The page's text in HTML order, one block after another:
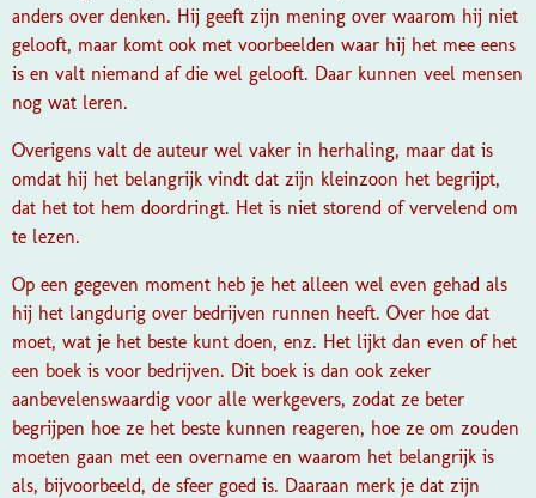
anders over denken. Hij geeft zijn mening over waarom hij niet
gelooft, maar komt ook met voorbeelden waar hij het mee eens
is en valt niemand af die wel gelooft. Daar kunnen veel mensen
nog wat leren.
Overigens valt de auteur wel vaker in herhaling, maar dat is
omdat hij het belangrijk vindt dat zijn kleinzoon het begrijpt,
dat het tot hem doordringt. Het is niet storend of vervelend om
te lezen.
Op een gegeven moment heb je het alleen wel even gehad als
hij het langdurig over bedrijven runnen heeft. Over hoe dat
moet, wat je het beste kunt doen, enz. Het lijkt dan even of het
een boek is voor bedrijven. Dit boek is dan ook zeker
aanbevelenswaardig voor alle werkgevers, zodat ze beter
begrijpen hoe ze het beste kunnen reageren, hoe ze om zouden
moeten gaan met een overname en waarom het belangrijk is
als, bijvoorbeeld, de sfeer goed is. Daaraan merk je dat zijn